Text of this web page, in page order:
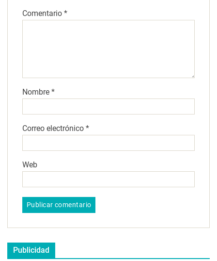
Comentario *
Nombre *
Correo electrónico *
Web
Publicidad